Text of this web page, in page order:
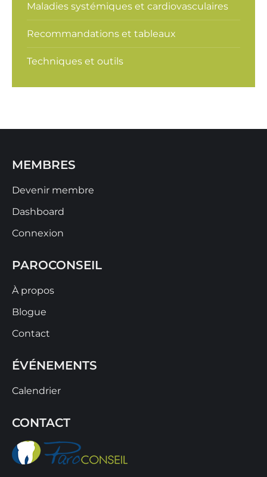
Maladies systémiques et cardiovasculaires
Recommandations et tableaux
Techniques et outils
MEMBRES
Devenir membre
Dashboard
Connexion
PAROCONSEIL
À propos
Blogue
Contact
ÉVÉNEMENTS
Calendrier
CONTACT